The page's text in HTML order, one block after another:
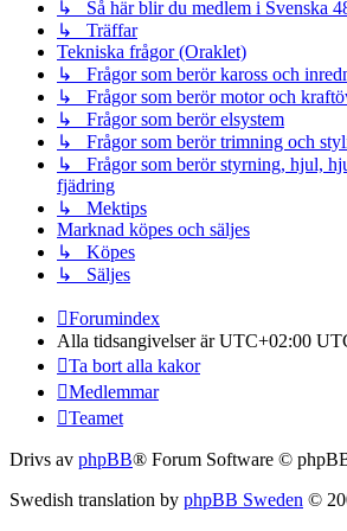
↳ Så här blir du medlem i Svenska
↳ Träffar
Tekniska frågor (Oraklet)
↳ Frågor som berör kaross och
↳ Frågor som berör motor och
↳ Frågor som berör elsystem
↳ Frågor som berör trimning och
↳ Frågor som berör styrning, hjul,
fjädring
↳ Mektips
Marknad köpes och säljes
↳ Köpes
↳ Säljes
Forumindex
Alla tidsangivelser är UTC+02:00
Ta bort alla kakor
Medlemmar
Teamet
Drivs av phpBB® Forum Software ©
Swedish translation by phpBB Sweden ©